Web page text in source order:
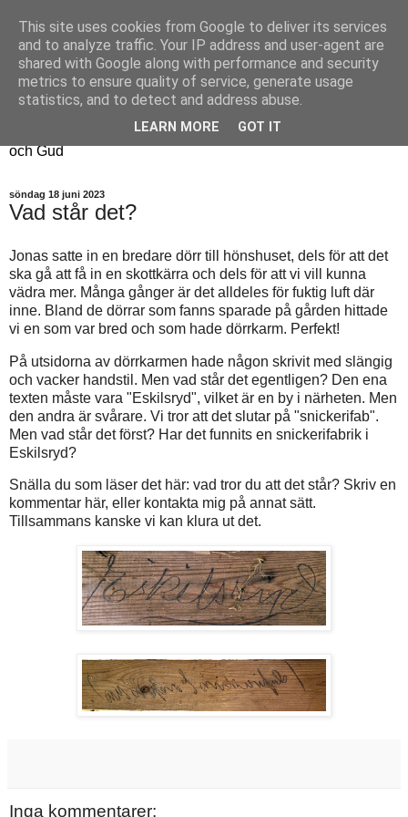
Fyren
Fyren finns för att sprida ljus i mörkret
För att påminna om guldkanterna i tillvaron
Här samsas jakt, hantverk, odling, och andra tankar om livet
och Gud
söndag 18 juni 2023
Vad står det?
Jonas satte in en bredare dörr till hönshuset, dels för att det
ska gå att få in en skottkärra och dels för att vi vill kunna
vädra mer. Många gånger är det alldeles för fuktig luft där
inne. Bland de dörrar som fanns sparade på gården hittade
vi en som var bred och som hade dörrkarm. Perfekt!
På utsidorna av dörrkarmen hade någon skrivit med slängig
och vacker handstil. Men vad står det egentligen? Den ena
texten måste vara "Eskilsryd", vilket är en by i närheten. Men
den andra är svårare. Vi tror att det slutar på "snickerifab".
Men vad står det först? Har det funnits en snickerifabrik i
Eskilsryd?
Snälla du som läser det här: vad tror du att det står? Skriv en
kommentar här, eller kontakta mig på annat sätt.
Tillsammans kanske vi kan klura ut det.
Inga kommentarer:
This site uses cookies from Google to deliver its services
and to analyze traffic. Your IP address and user-agent are
shared with Google along with performance and security
metrics to ensure quality of service, generate usage
statistics, and to detect and address abuse.
LEARN MORE GOT IT